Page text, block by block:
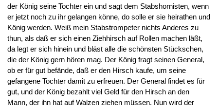
der König seine Tochter ein und sagt dem Stabshornisten, wenn
er jetzt noch zu ihr gelangen könne, do solle er sie heirathen und
König werden. Weiß mein Stabstrompeter nichts Anderes zu
thun, als daß er sich einen Ziehhirsch auf Rollen machen läßt,
da legt er sich hinein und bläst alle die schönsten Stückschen,
die der König gern hören mag. Der König fragt seinen General,
ob er für gut befände, daß er den Hirsch kaufe, um seine
gefangene Tochter damit zu erfreuen. Der General findet es für
gut, und der König bezahlt viel Geld für den Hirsch an den
Mann, der ihn hat auf Walzen ziehen müssen. Nun wird der